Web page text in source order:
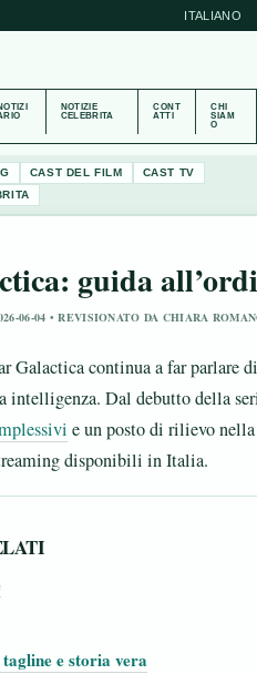
ITALIANO
NOTIZIE
CELEBRITA
CONT
ATTI
CHI
SIAM
O
CAST DEL FILM
CAST TV
guida
06-04 • REVISIONATO DA CHIARA
Galactica continua a far parlare
intelligenza. Dal debutto della
e un posto di rilievo
disponibili in Italia.
e storia vera